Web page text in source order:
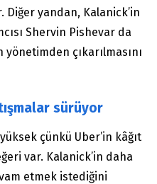
Diğer yandan, Kalanick’in
Shervin Pishevar da
yönetimden çıkarılmasını
sürüyor
çünkü Uber’in kâğıt
var. Kalanick’in daha
etmek istediğini